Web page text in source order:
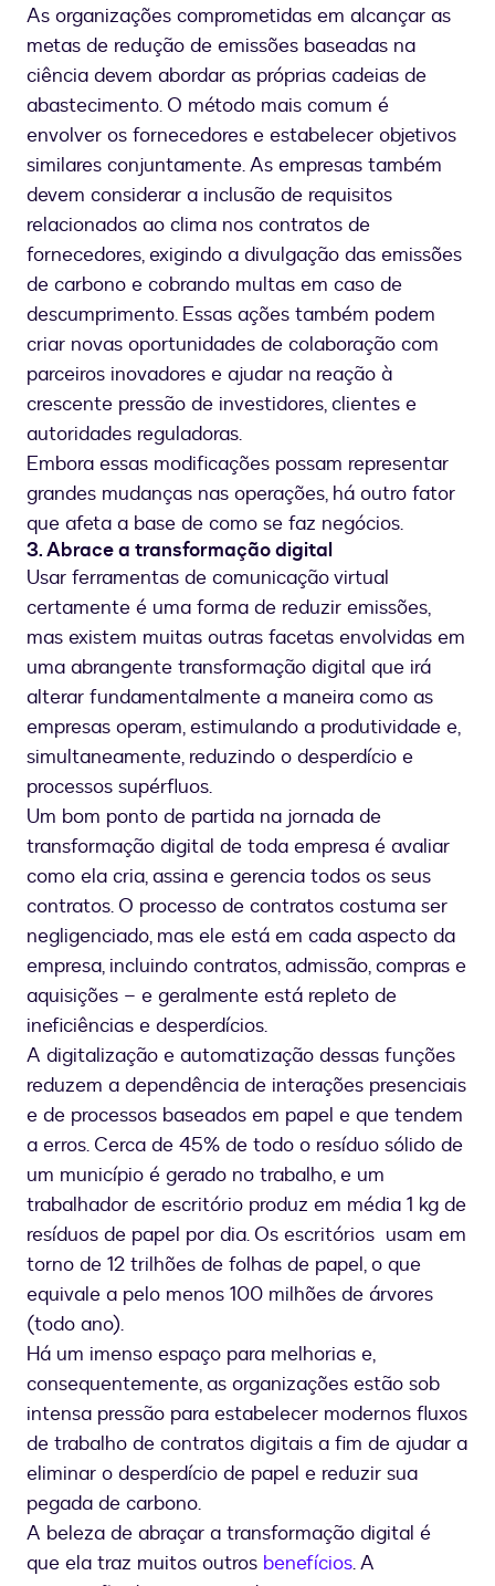
As organizações comprometidas em alcançar as
metas de redução de emissões baseadas na
ciência devem abordar as próprias cadeias de
abastecimento. O método mais comum é
envolver os fornecedores e estabelecer objetivos
similares conjuntamente. As empresas também
devem considerar a inclusão de requisitos
relacionados ao clima nos contratos de
fornecedores, exigindo a divulgação das emissões
de carbono e cobrando multas em caso de
descumprimento. Essas ações também podem
criar novas oportunidades de colaboração com
parceiros inovadores e ajudar na reação à
crescente pressão de investidores, clientes e
autoridades reguladoras.
Embora essas modificações possam representar
grandes mudanças nas operações, há outro fator
que afeta a base de como se faz negócios.
3. Abrace a transformação digital
Usar ferramentas de comunicação virtual
certamente é uma forma de reduzir emissões,
mas existem muitas outras facetas envolvidas em
uma abrangente transformação digital que irá
alterar fundamentalmente a maneira como as
empresas operam, estimulando a produtividade e,
simultaneamente, reduzindo o desperdício e
processos supérfluos.
Um bom ponto de partida na jornada de
transformação digital de toda empresa é avaliar
como ela cria, assina e gerencia todos os seus
contratos. O processo de contratos costuma ser
negligenciado, mas ele está em cada aspecto da
empresa, incluindo contratos, admissão, compras e
aquisições – e geralmente está repleto de
ineficiências e desperdícios.
A digitalização e automatização dessas funções
reduzem a dependência de interações presenciais
e de processos baseados em papel e que tendem
a erros. Cerca de 45% de todo o resíduo sólido de
um município é gerado no trabalho, e um
trabalhador de escritório produz em média 1 kg de
resíduos de papel por dia. Os escritórios usam em
torno de 12 trilhões de folhas de papel, o que
equivale a pelo menos 100 milhões de árvores
(todo ano).
Há um imenso espaço para melhorias e,
consequentemente, as organizações estão sob
intensa pressão para estabelecer modernos fluxos
de trabalho de contratos digitais a fim de ajudar a
eliminar o desperdício de papel e reduzir sua
pegada de carbono.
A beleza de abraçar a transformação digital é
que ela traz muitos outros benefícios. A